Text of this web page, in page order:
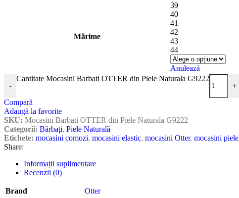
Mărime
39
40
41
42
43
44
Anulează
-
Cantitate Mocasini Barbati OTTER din Piele Naturala G9222
+
Compară
Adaugă la favorite
SKU: Mocasini Barbati OTTER din Piele Naturala G9222
Categorii: Bărbați, Piele Naturală
Etichete: mocasini comozi, mocasini elastic, mocasini Otter, mocasini piele
Share:
Informații suplimentare
Recenzii (0)
Brand Otter